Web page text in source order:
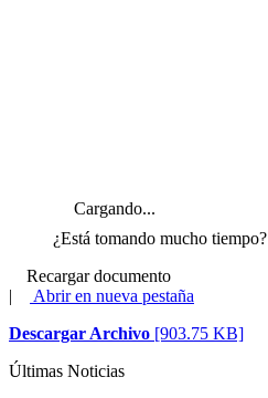
Cargando...
¿Está tomando mucho tiempo?
Recargar documento
|
Abrir en nueva pestaña
Descargar Archivo [903.75 KB]
Últimas Noticias